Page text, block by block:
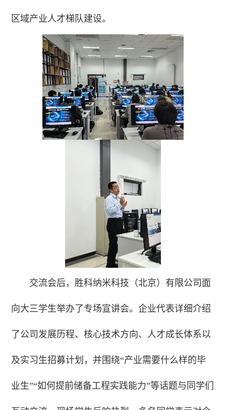
区域产业人才梯队建设。
交流会后，胜科纳米科技（北京）有限公司面
向大三学生举办了专场宣讲会。企业代表详细介绍
了公司发展历程、核心技术方向、人才成长体系以
及实习生招募计划，并围绕“产业需要什么样的毕
业生”“如何提前储备工程实践能力”等话题与同学们